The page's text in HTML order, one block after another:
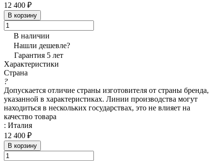
12 400 ₽
В корзину
В наличии
Нашли дешевле?
Гарантия 5 лет
Характеристики
Страна
?
Допускается отличие страны изготовителя от страны бренда,
указанной в характеристиках. Линии производства могут
находиться в нескольких государствах, это не влияет на
качество товара
: Италия
12 400 ₽
В корзину